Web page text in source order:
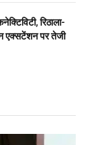
रिठाला-
एक्सटेंशन पर तेजी